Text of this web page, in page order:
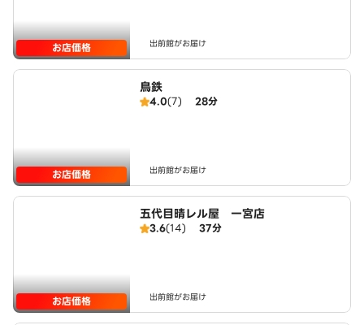
お店価格 出前館がお届け
お店価格
鳥鉄
4.0(7) 28分
出前館がお届け
お店価格
五代目晴レル屋 一宮店
3.6(14) 37分
出前館がお届け